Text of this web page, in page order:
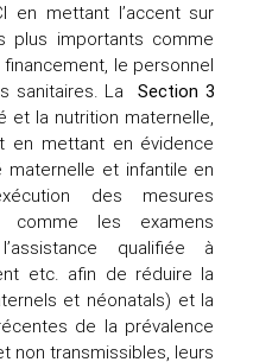
en mettant l’accent sur
plus importants comme
le personnel
sanitaires. La
Section 3
et la nutrition maternelle,
en mettant en évidence
et infantile en
des mesures
comme les examens
qualifiée à
etc. afin de réduire la
et néonatals) et la
de la prévalence
non transmissibles, leurs